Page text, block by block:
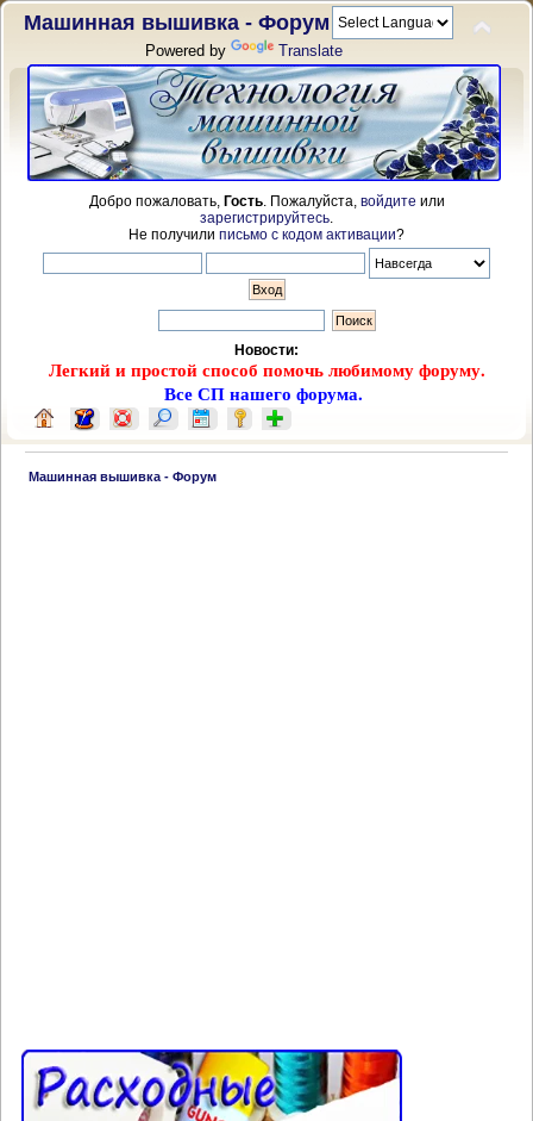
Машинная вышивка - Форум
Powered by Translate
Добро пожаловать, Гость. Пожалуйста, войдите или
зарегистрируйтесь
Не получили письмо с кодом активации?
Новости:
Легкий и простой способ помочь любимому форуму.
Все СП нашего форума.
Машинная вышивка - Форум